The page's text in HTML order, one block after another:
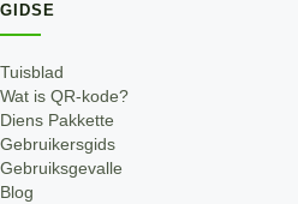
GIDSE
Tuisblad
Wat is QR-kode?
Diens Pakkette
Gebruikersgids
Gebruiksgevalle
Blog